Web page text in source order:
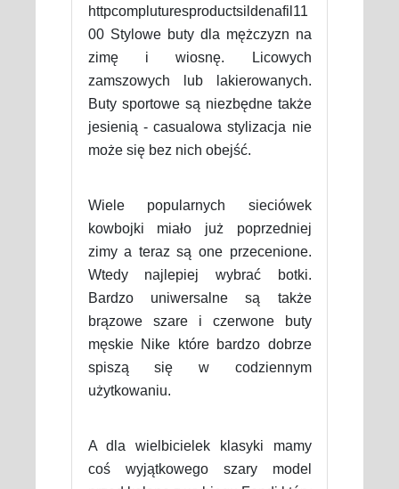
httpcompluturesproductsildenafil11
00 Stylowe buty dla mężczyzn na
zimę i wiosnę. Licowych
zamszowych lub lakierowanych.
Buty sportowe są niezbędne także
jesienią - casualowa stylizacja nie
może się bez nich obejść.
Wiele popularnych sieciówek
kowbojki miało już poprzedniej
zimy a teraz są one przecenione.
Wtedy najlepiej wybrać botki.
Bardzo uniwersalne są także
brązowe szare i czerwone buty
męskie Nike które bardzo dobrze
spiszą się w codziennym
użytkowaniu.
A dla wielbicielek klasyki mamy
coś wyjątkowego szary model